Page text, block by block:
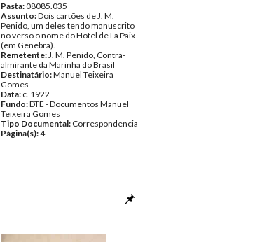
Pasta:08085.035
Assunto:Dois cartões de J. M.
Penido, um deles tendo manuscrito
no verso o nome do Hotel de La Paix
(em Genebra).
Remetente:J. M. Penido, Contra-
almirante da Marinha do Brasil
Destinatário:Manuel Teixeira
Gomes
Data: c. 1922
Fundo:DTE - Documentos Manuel
Teixeira Gomes
Tipo Documental: Correspondencia
Página(s):4